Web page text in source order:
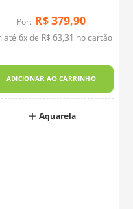
White 108.
Por: R$ 379,90
até 6x de R$ 63,31 no cartão
ADICIONAR AO CARRINHO
Aquarela